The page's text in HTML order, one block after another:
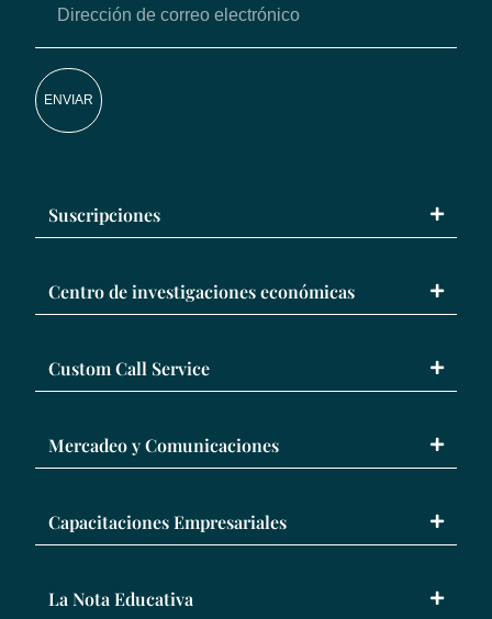
ENVIAR
Suscripciones
Centro de investigaciones económicas
Custom Call Service
Mercadeo y Comunicaciones
Capacitaciones Empresariales
La Nota Educativa